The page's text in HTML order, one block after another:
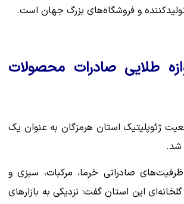
و فروشگاه‌های بزرگ جهان است.
طلایی صادرات محصولات
ژئوپلیتیک استان هرمزگان به عنوان یک
شد.
ظرفیت‌های صادراتی خرما، مرکبات، سبزی و
این استان گفت: نزدیکی به بازارهای